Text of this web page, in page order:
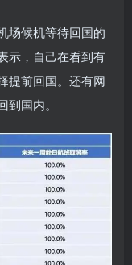
场候机等待回国的
示，自己在看到有
提前回国。还有网
国内。